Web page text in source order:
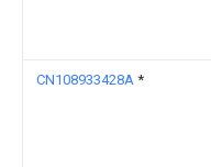
CN108933428A *